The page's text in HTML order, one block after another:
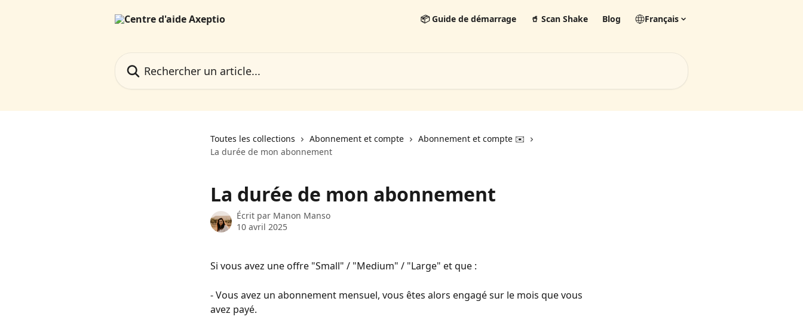
📦 Guide de démarrage 🥤 Scan Shake Blog Français
Toutes les collections Abonnement et compte
Abonnement et compte ✉️
La durée de mon abonnement
La durée de mon abonnement
Écrit par Manon Manso
10 avril 2025
Si vous avez une offre "Small" / "Medium" / "Large" et que :
- Vous avez un abonnement mensuel, vous êtes alors engagé sur le mois que vous
avez payé.